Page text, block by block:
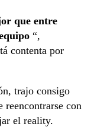
que entre
“,
contenta por
trajo consigo
reencontrarse con
el reality.